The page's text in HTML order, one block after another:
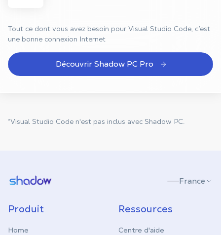
Tout ce dont vous avez besoin pour Visual Studio Code, c’est
une bonne connexion Internet
Découvrir Shadow PC Pro
*Visual Studio Code n'est pas inclus avec Shadow PC.
Shadow.tech France
Produit
Home
Ressources
Centre d'aide